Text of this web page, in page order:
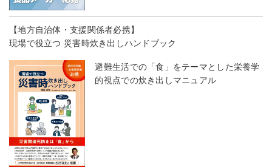
【地方自治体・支援関係者必携】
現場で役立つ 災害時炊き出しハンドブック
避難生活での「食」をテーマとした栄養学
的視点での炊き出しマニュアル